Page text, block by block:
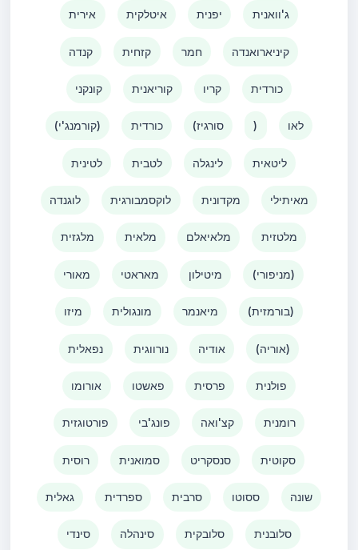
אירית איטלקית יפנית ג'וואנית
קנדה קזחית חמר קיניארואנדה
קונקני קוריאנית קריו כורדית
(קורמנג'י) כורדית (סורגיז ) לאו
לטינית לטבית לינגלה ליטאית
לוגנדה לוקסמבורגית מקדונית מאיתילי
מלגזית מלאית מלאיאלם מלטזית
מאורי מאראטי מיטילון (מניפורי)
מיזו מונגולית מיאנמר (בורמזית)
נפאלית נורווגית אודיה (אוריה)
אורומו פאשטו פרסית פולנית
פורטוגזית פונג'בי קצ'ואה רומנית
רוסית סמואנית סנסקריט סקוטית
גאלית ספרדית סרבית ססוטו שונה
סינדי סינהלה סלובקית סלובנית